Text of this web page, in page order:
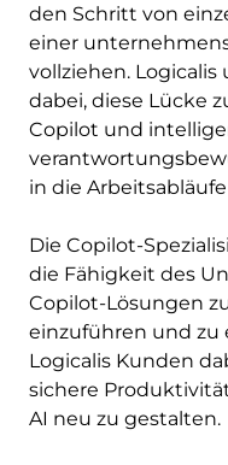
den Schritt von
einer
vollziehen.
dabei, diese Lücke
Copilot und
in die
Die Copilot-
die Fähigkeit des
Copilot-Lösungen
einzuführen und
Logicalis Kunden
sichere
AI neu zu gestalten.